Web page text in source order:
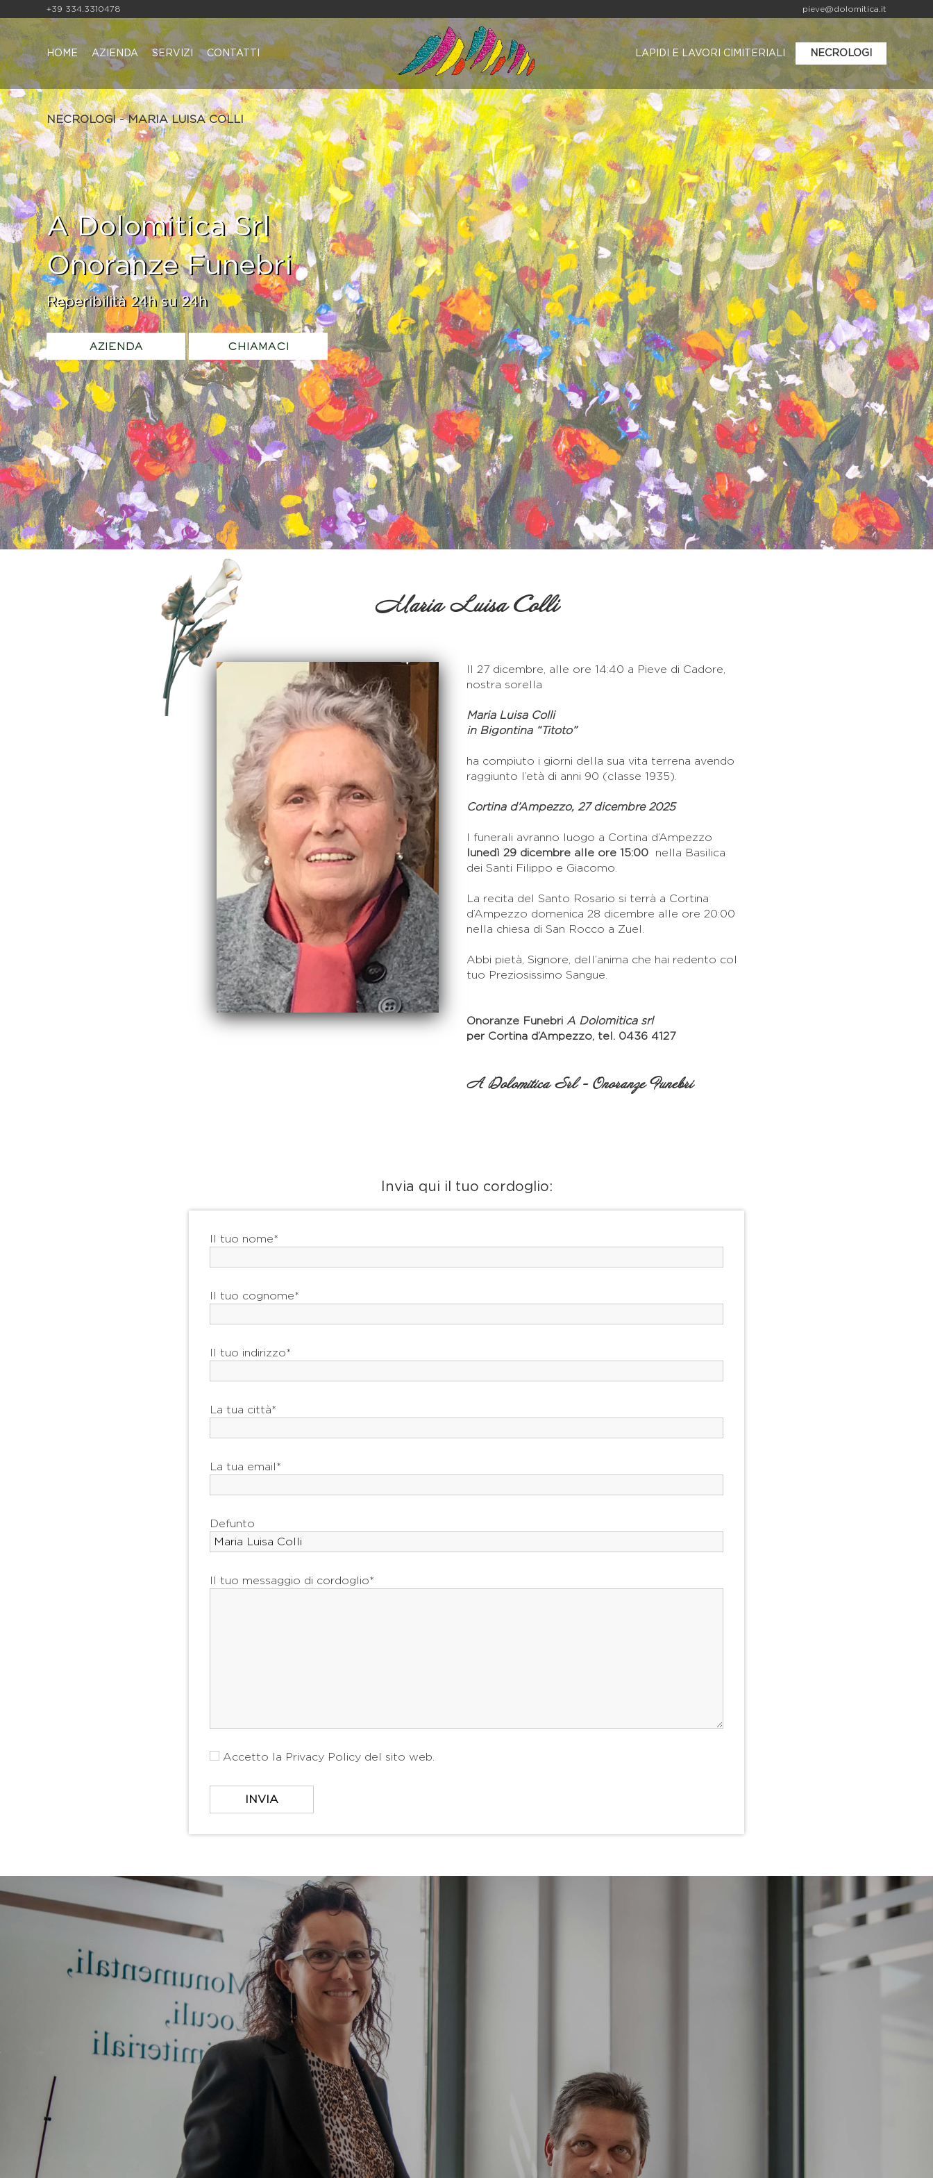
+39 334.3310478 pieve@dolomitica.it
HOME AZIENDA SERVIZI CONTATTI LAPIDI E LAVORI CIMITERIALI NECROLOGI
A Dolomitica Srl
Onoranze Funebri
Reperibilità 24h su 24h
AZIENDA CHIAMACI
NECROLOGI - MARIA LUISA COLLI
Maria Luisa Colli
Il 27 dicembre, alle ore 14:40 a Pieve di Cadore,
nostra sorella
Maria Luisa Colli
in Bigontina “Titoto”
ha compiuto i giorni della sua vita terrena avendo
raggiunto l’età di anni 90 (classe 1935).
Cortina d’Ampezzo, 27 dicembre 2025
I funerali avranno luogo a Cortina d’Ampezzo
lunedì 29 dicembre alle ore 15:00 nella Basilica
dei Santi Filippo e Giacomo.
La recita del Santo Rosario si terrà a Cortina
d’Ampezzo domenica 28 dicembre alle ore 20:00
nella chiesa di San Rocco a Zuel.
Abbi pietà, Signore, dell’anima che hai redento col
tuo Preziosissimo Sangue.
Onoranze Funebri A Dolomitica srl
per Cortina d’Ampezzo, tel. 0436 4127
A Dolomitica Srl - Onoranze Funebri
Invia qui il tuo cordoglio:
Il tuo nome*
Il tuo cognome*
Il tuo indirizzo*
La tua città*
La tua email*
Defunto
Il tuo messaggio di cordoglio*
Accetto la Privacy Policy del sito web.